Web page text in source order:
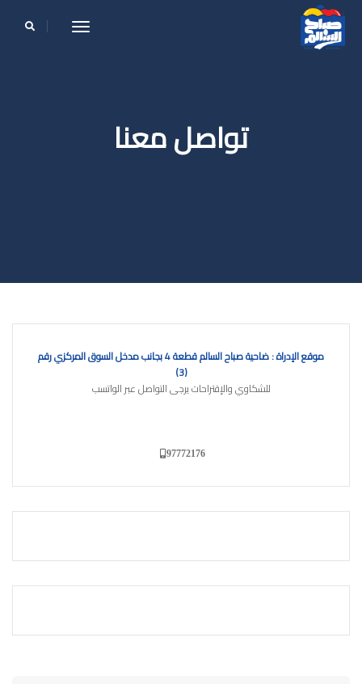
navigation
تواصل معنا
موقع الإدراة : ضاحية صباح السالم قطعة 4 بجانب مدخل السوق المركزي رقم
(3)
للشكاوي والإقتراحات يرجى التواصل عبر الواتسب
97772176